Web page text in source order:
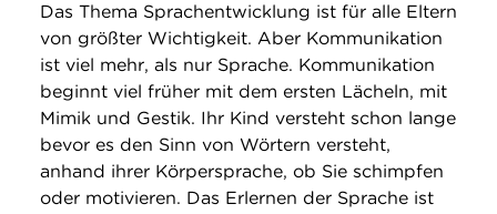
Das Thema Sprachentwicklung ist für alle Eltern
von größter Wichtigkeit. Aber Kommunikation
ist viel mehr, als nur Sprache. Kommunikation
beginnt viel früher mit dem ersten Lächeln, mit
Mimik und Gestik. Ihr Kind versteht schon lange
bevor es den Sinn von Wörtern versteht,
anhand ihrer Körpersprache, ob Sie schimpfen
oder motivieren. Das Erlernen der Sprache ist